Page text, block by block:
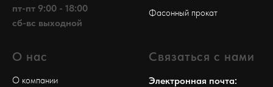
пт-пт 9:00 - 18:00
сб-вс выходной
Фасонный прокат
О нас
О компании
Связаться с нами
Электронная почта: